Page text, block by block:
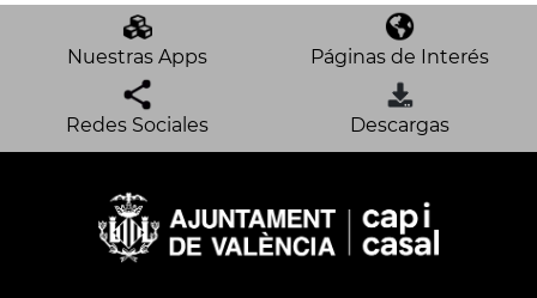
Nuestras Apps Páginas de Interés
Redes Sociales Descargas